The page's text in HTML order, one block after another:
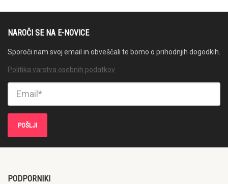
NAROČI SE NA E-NOVICE
Sporoči nam svoj email in obveščali te bomo o prihodnjih dogodkih.
Politika varstva osebnih podatkov
PODPORNIKI